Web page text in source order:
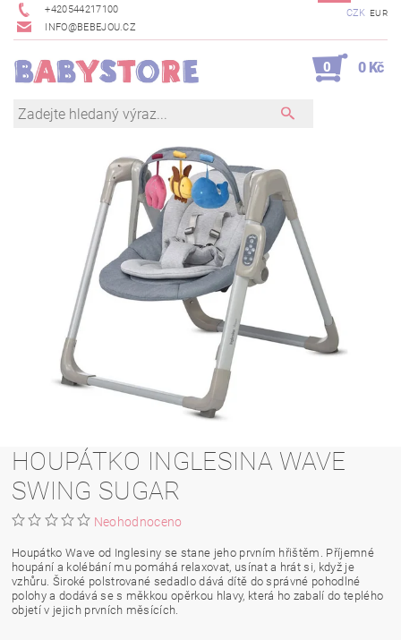
+420544217100
INFO@BEBEJOU.CZ
CZK EUR
0 0 Kč
HOUPÁTKO INGLESINA WAVE
SWING SUGAR
Neohodnoceno
Houpátko Wave od Inglesiny se stane jeho prvním hřištěm. Příjemné
houpání a kolébání mu pomáhá relaxovat, usínat a hrát si, když je
vzhůru. Široké polstrované sedadlo dává dítě do správné pohodlné
polohy a dodává se s měkkou opěrkou hlavy, která ho zabalí do teplého
objetí v jejich prvních měsících.